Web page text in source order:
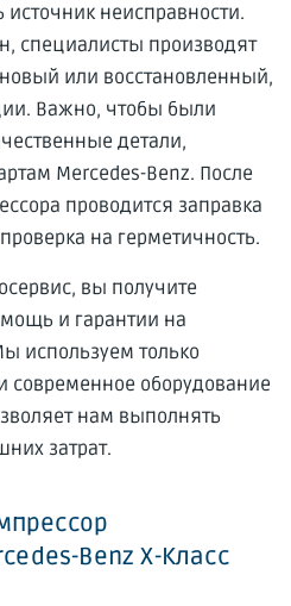
неисправности.
специалисты производят
или восстановленный,
Важно, чтобы были
детали,
Mercedes-Benz. После
проводится заправка
на герметичность.
вы получите
и гарантии на
используем только
современное оборудование
нам выполнять
затрат.
Benz X-Класс